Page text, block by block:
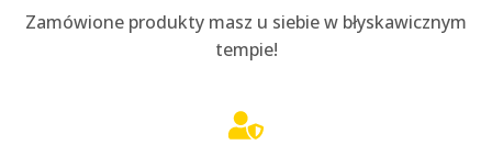
Zamówione produkty masz u siebie w błyskawicznym
tempie!